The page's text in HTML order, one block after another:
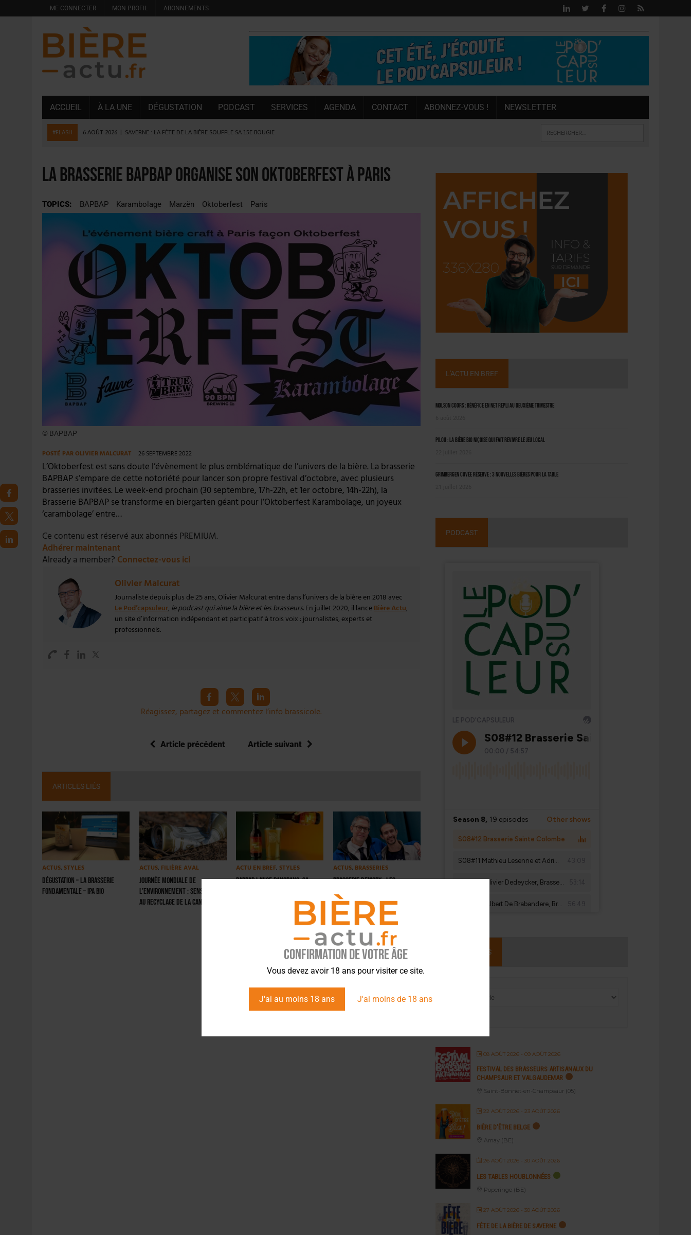
Confirmation de votre âge
Vous devez avoir 18 ans pour visiter ce site.
J'ai au moins 18 ans J'ai moins de 18 ans
ME CONNECTER MON PROFIL ABONNEMENTS
ACCUEIL À LA UNE DÉGUSTATION PODCAST SERVICES AGENDA CONTACT ABONNEZ-VOUS ! NEWSLETTER
#FLASH 6 AOÛT 2026 SAVERNE : LA FÊTE DE LA BIÈRE SOUFFLE SA 15E BOUGIE
5 AOÛT 2026 ISÈRE : LA BRASSERIE DU DAUPHINÉ AUGMENTE SA CAPACITÉ DE 50 %
4 AOÛT 2026 DESPERADOS AVENIDA : 3 INNOVATIONS LATINES DE L’ÉTÉ
4 AOÛT 2026 | LA GÉNÉRATION Z ET LA MODÉRATION RÉINVENTENT LE MARCHÉ [ÉTUDE]
31 JUILLET 2026 | PODCAST – BRASSERIE SAINTE COLOMBE, 30 ANS, PIONNIÈRE EN ILLE-ET-VILAINE
7 AOÛT 2026 | LA GRANDE RÉSERVE 2026 CÉLÈBRE LES 70 ANS DE LA CHIMAY BLEUE
La Brasserie BAPBAP organise son Oktoberfest à Paris
TOPICS: BAPBAP Karambolage Marzën Oktoberfest Paris
© BAPBAP
POSTÉ PAROLIVIER MALCURAT 26 SEPTEMBRE 2022
L’Oktoberfest est sans doute l’évènement le plus emblématique de l’univers de la bière. La brasserie
BAPBAP s’empare de cette notoriété pour lancer son propre festival d’octobre, avec plusieurs
brasseries invitées. Le week-end prochain (30 septembre, 17h-22h, et 1er octobre, 14h-22h), la
Brasserie BAPBAP se transforme en biergarten géant pour l’Oktoberfest Karambolage, un joyeux
‘carambolage’ entre…
Ce contenu est réservé aux abonnés PREMIUM.
Adhérer maintenant
Already a member? Connectez-vous ici
Olivier Malcurat
Journaliste depuis plus de 25 ans, Olivier Malcurat entre dans l’univers de la bière en 2018 avec
Le Pod’capsuleur, le podcast qui aime la bière et les brasseurs. En juillet 2020, il lance Bière Actu,
un site d’information indépendant et participatif à trois voix : journalistes, experts et
professionnels.
Réagissez, partagez et commentez l’info brassicole.
Article précédent Article suivant
ARTICLES LIÉS
ACTUS, STYLES
Dégustation – La Brasserie
Fondamentale – IPA Bio
ACTUS, FILIÈRE AVAL
Journée mondiale de
l’environnement : sensibiliser
au recyclage de la canette
ACTU EN BREF,STYLES
Bapbap lance Bangbang, sa
ACTUS, BRASSERIES
Brasserie Demory : les
révérence [INTERVIEW]
L'ACTU EN BREF
Molson Coors : bénéfice en net repli au deuxième trimestre
Pilou : la bière bio niçoise qui fait revivre le jeu local
Grimbergen Cuvée Réserve : 3 nouvelles bières pour la table
PODCAST
ÉVÉNEMENTS
08 AOÛT 2026 - 09 AOÛT 2026
FESTIVAL DES BRASSEURS ARTISANAUX DU
CHAMPSAUR ET VALGAUDEMAR
Saint-Bonnet-en-Champsaur (05)
22 AOÛT 2026 - 23 AOÛT 2026
BIÈRE D’ÊTRE BELGE
Amay (BE)
26 AOÛT 2026 - 30 AOÛT 2026
LES TABLES HOUBLONNÉES
Poperinge (BE)
27 AOÛT 2026 - 30 AOÛT 2026
FÊTE DE LA BIÈRE DE SAVERNE